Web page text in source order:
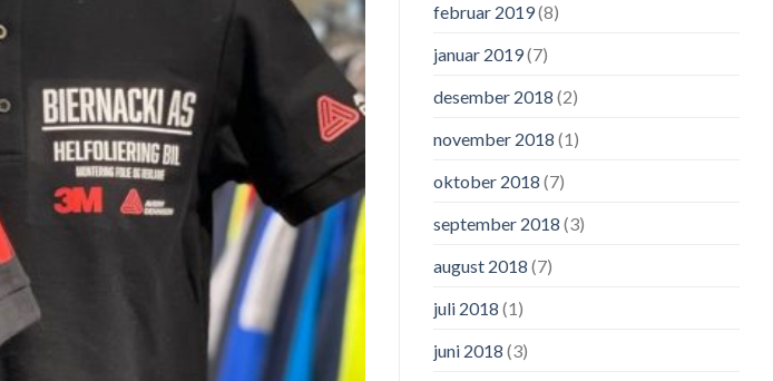
februar 2019(8)
januar 2019(7)
desember 2018 (2)
november 2018 (1)
oktober 2018 (7)
september 2018 (3)
august 2018 (7)
juli 2018 (1)
juni 2018 (3)